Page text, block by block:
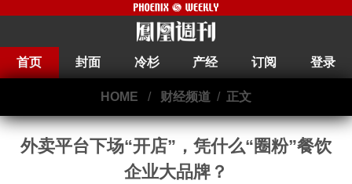
首页 封面 冷杉 产经 订阅 登录
HOME / 财经频道 / 正文
外卖平台下场“开店”，凭什么“圈粉”餐饮
企业大品牌？